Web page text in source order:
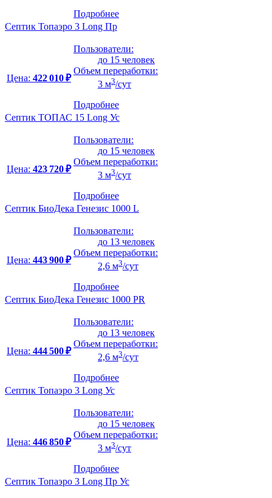
Подробнее
Септик Топаэро 3 Long Пр
Цена: 422 010 ₽
Пользователи:
до 15 человек
Объем переработки:
3 м3/сут
Подробнее
Септик ТОПАС 15 Long Ус
Цена: 423 720 ₽
Пользователи:
до 15 человек
Объем переработки:
3 м3/сут
Подробнее
Септик БиоДека Генезис 1000 L
Цена: 443 900 ₽
Пользователи:
до 13 человек
Объем переработки:
2,6 м3/сут
Подробнее
Септик БиоДека Генезис 1000 PR
Цена: 444 500 ₽
Пользователи:
до 13 человек
Объем переработки:
2,6 м3/сут
Подробнее
Септик Топаэро 3 Long Ус
Цена: 446 850 ₽
Пользователи:
до 15 человек
Объем переработки:
3 м3/сут
Подробнее
Септик Топаэро 3 Long Пр Ус